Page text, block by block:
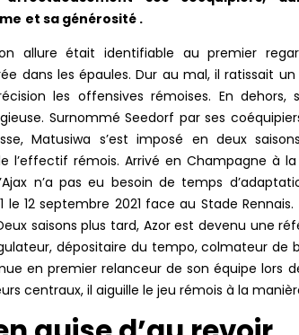
et sa générosité .
allure était identifiable au premier
dans les épaules. Dur au mal, il ratissait
les offensives rémoises. En dehors,
Surnommé Seedorf par ses
Matusiwa s’est imposé en deux
l’effectif rémois. Arrivé en Champagne à
n’a pas eu besoin de temps
le 12 septembre 2021 face au Stade
saisons plus tard, Azor est devenu une
dépositaire du tempo, colmateur
en premier relanceur de son équipe lors
centraux, il aiguille le jeu rémois à la